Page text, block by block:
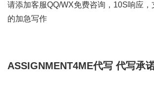
请添加客服QQ/WX免费咨询，10S响应，
的加急写作
ASSIGNMENT4ME代写代写承